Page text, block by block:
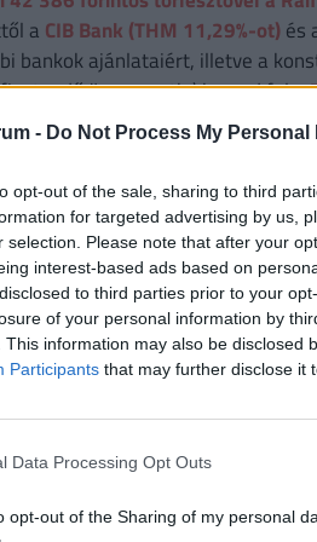
- Do Not Process My Personal
opt-out of the sale, sharing to third
for targeted advertising by us,
selection. Please note that after your
interest-based ads based on
to third parties prior to your
of your personal information by
This information may also be disclosed
Participants that may further disclose it
Data Processing Opt Outs
opt-out of the Sharing of my personal
a CIB Bank (THM 11,29%-ot)és
bankok ajánlataiért, illetve a
összeg, stb.) keresd fel a
hagyományos családmodell
magában foglalja. Bár
a gyakorlatban ez továbbra
jelentenek a stabil
nemi szerepekből adódó
(munkavállalók) és